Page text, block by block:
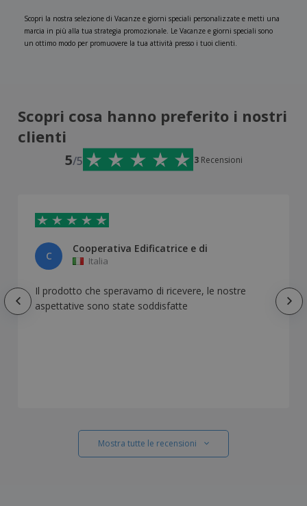
Scopri la nostra selezione di Vacanze e giorni speciali personalizzate e metti una
marcia in più alla tua strategia promozionale. Le Vacanze e giorni speciali sono
un ottimo modo per promuovere la tua attività presso i tuoi clienti.
Scopri cosa hanno preferito i nostri
clienti
5/5 3 Recensioni
C
Cooperativa Edificatrice e di
Italia
Il prodotto che speravamo di ricevere, le nostre
aspettative sono state soddisfatte
Mostra tutte le recensioni